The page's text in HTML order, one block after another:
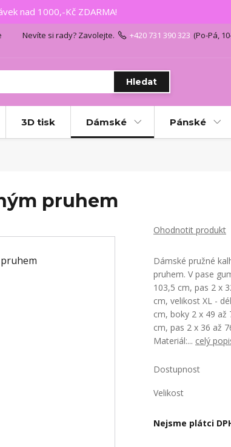
nad 1000,-Kč ZDARMA!
Hledat
Nevíte si rady? Zavolejte. +420 731 390 323 (Po-Pá,
3D tisk Dámské Pánské
pruhem
Ohodnotit produkt
Dámské pružné
pruhem. V pase
103,5 cm, pas 2 x
cm, velikost XL -
cm, boky 2 x 49 až
cm, pas 2 x 36 až
Materiál:... celý
Dostupnost
Velikost
Nejsme plátci